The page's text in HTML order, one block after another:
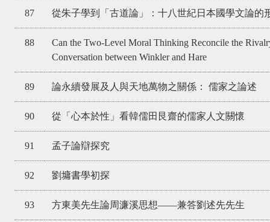
87 從朱子學到「古道論」：十八世紀日本國學文論的
88
Can the Two-Level Moral Thinking Reconcile the
Conversation between Winkler and Hare
89 論永續發展及人與天地萬物之關係： 儒家之論述
90 從「心本於性」看韓儒田艮齋的儒家人文關懷
91 孟子論辯探究
92 劉墉書學初探
93 方東美先生論周濂溪思想——兼答劉述先先生